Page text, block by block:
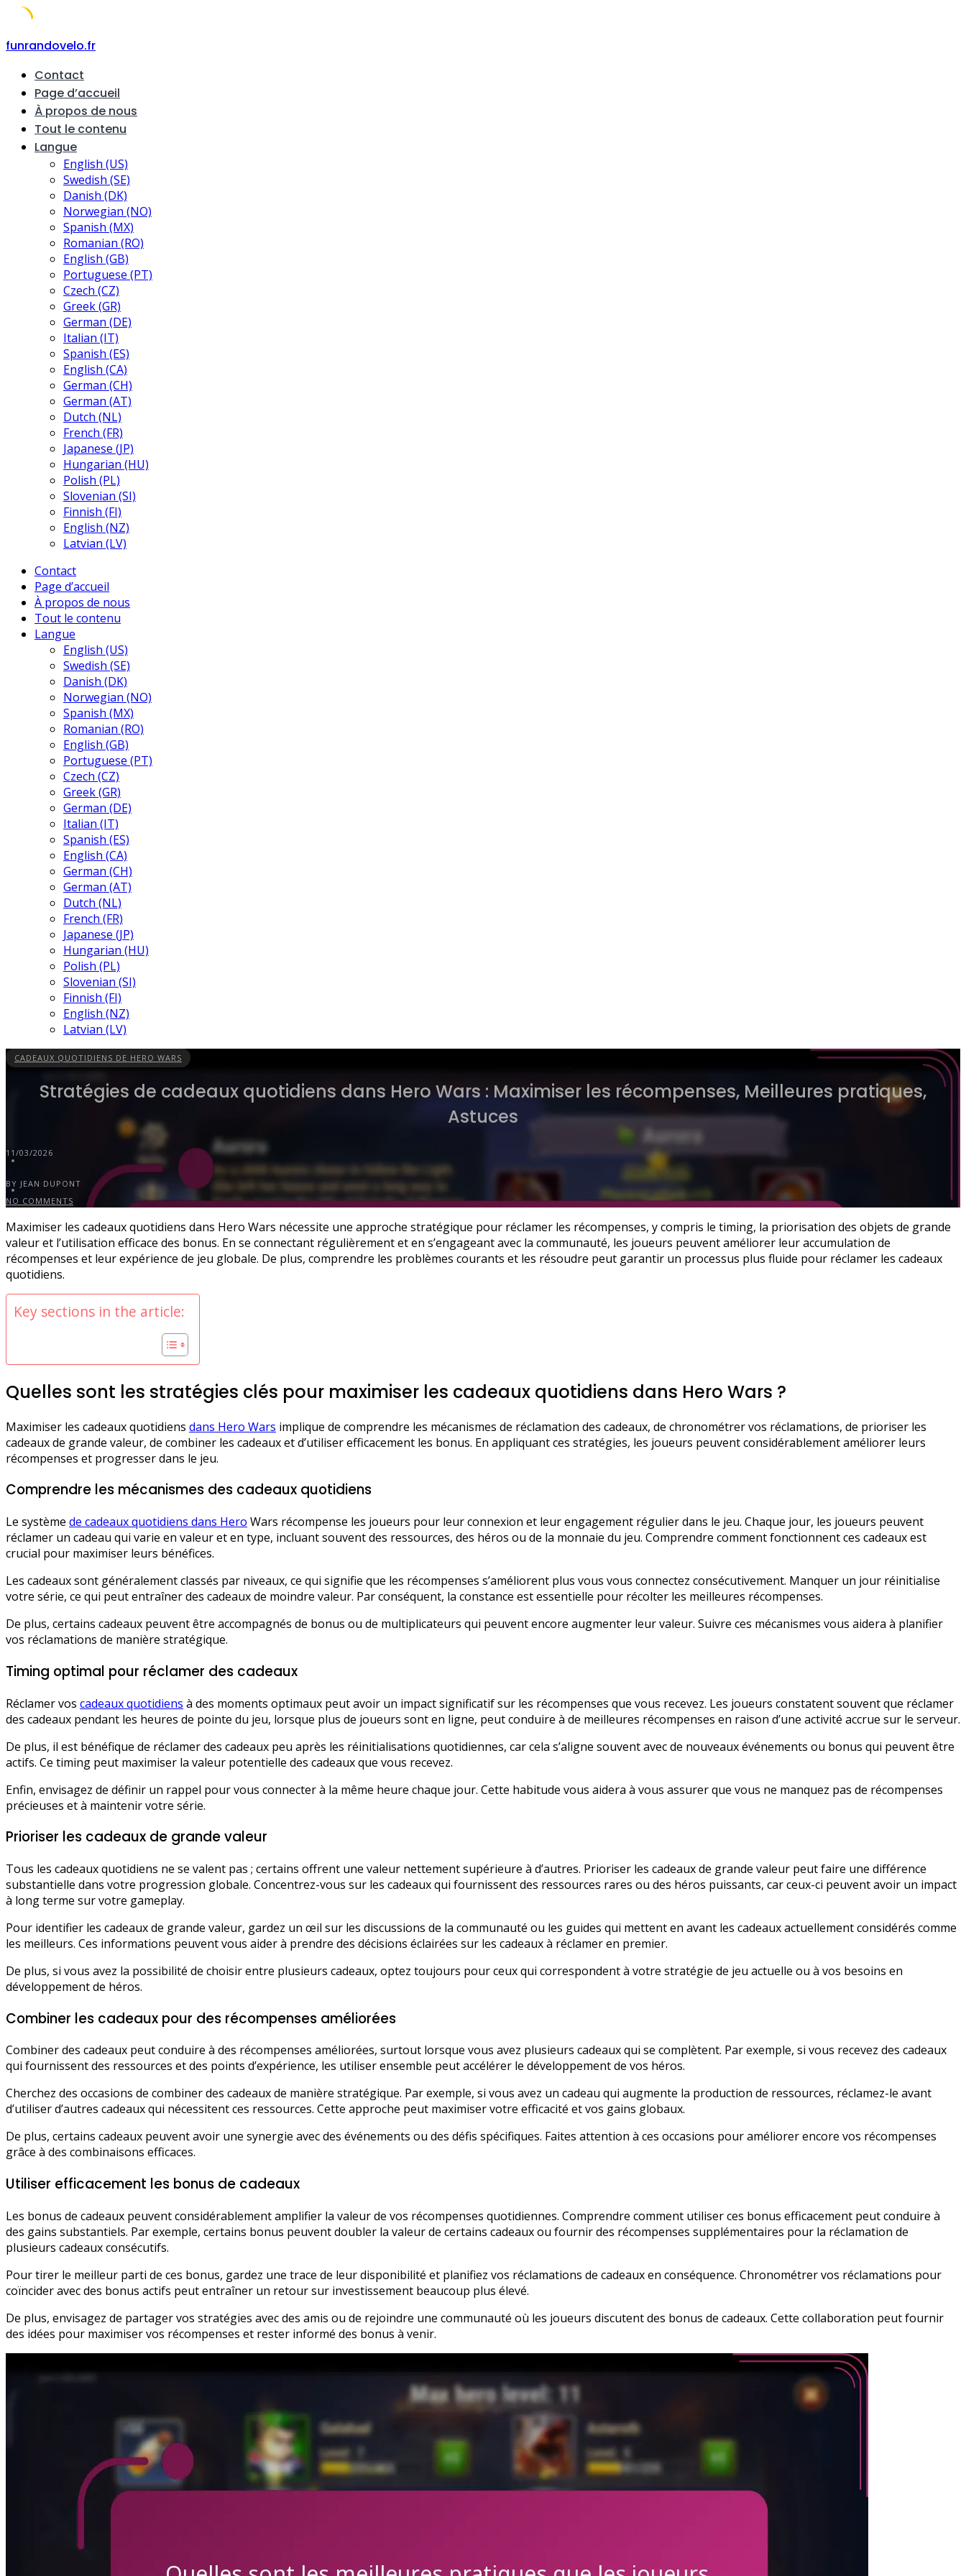
Skip
content
funrandovelo.fr
Contact
Page d’accueil
À propos de nous
Tout le contenu
Langue
English (US)
Swedish (SE)
Danish (DK)
Norwegian (NO)
Spanish (MX)
Romanian (RO)
English (GB)
Portuguese (PT)
Czech (CZ)
Greek (GR)
German (DE)
Italian (IT)
Spanish (ES)
English (CA)
German (CH)
German (AT)
Dutch (NL)
French (FR)
Japanese (JP)
Hungarian (HU)
Polish (PL)
Slovenian (SI)
Finnish (FI)
English (NZ)
Latvian (LV)
Contact
Page d’accueil
À propos de nous
Tout le contenu
Langue
English (US)
Swedish (SE)
Danish (DK)
Norwegian (NO)
Spanish (MX)
Romanian (RO)
English (GB)
Portuguese (PT)
Czech (CZ)
Greek (GR)
German (DE)
Italian (IT)
Spanish (ES)
English (CA)
German (CH)
German (AT)
Dutch (NL)
French (FR)
Japanese (JP)
Hungarian (HU)
Polish (PL)
Slovenian (SI)
Finnish (FI)
English (NZ)
Latvian (LV)
CADEAUX QUOTIDIENS DE HERO WARS
Stratégies de cadeaux quotidiens dans Hero Wars : Maximiser les récompenses, Meilleures pratiques,
Astuces
11/03/2026
BY JEAN DUPONT
NO COMMENTS
Maximiser les cadeaux quotidiens dans Hero Wars nécessite une approche stratégique pour réclamer les récompenses, y compris le timing, la priorisation des objets de grande
valeur et l’utilisation efficace des bonus. En se connectant régulièrement et en s’engageant avec la communauté, les joueurs peuvent améliorer leur accumulation de
récompenses et leur expérience de jeu globale. De plus, comprendre les problèmes courants et les résoudre peut garantir un processus plus fluide pour réclamer les cadeaux
quotidiens.
Key sections in the article:
Quelles sont les stratégies clés pour maximiser les cadeaux quotidiens dans Hero Wars ?
Maximiser les cadeaux quotidiens dans Hero Wars implique de comprendre les mécanismes de réclamation des cadeaux, de chronométrer vos réclamations, de prioriser les
cadeaux de grande valeur, de combiner les cadeaux et d’utiliser efficacement les bonus. En appliquant ces stratégies, les joueurs peuvent considérablement améliorer leurs
récompenses et progresser dans le jeu.
Comprendre les mécanismes des cadeaux quotidiens
Le système de cadeaux quotidiens dans Hero Wars récompense les joueurs pour leur connexion et leur engagement régulier dans le jeu. Chaque jour, les joueurs peuvent
réclamer un cadeau qui varie en valeur et en type, incluant souvent des ressources, des héros ou de la monnaie du jeu. Comprendre comment fonctionnent ces cadeaux est
crucial pour maximiser leurs bénéfices.
Les cadeaux sont généralement classés par niveaux, ce qui signifie que les récompenses s’améliorent plus vous vous connectez consécutivement. Manquer un jour réinitialise
votre série, ce qui peut entraîner des cadeaux de moindre valeur. Par conséquent, la constance est essentielle pour récolter les meilleures récompenses.
De plus, certains cadeaux peuvent être accompagnés de bonus ou de multiplicateurs qui peuvent encore augmenter leur valeur. Suivre ces mécanismes vous aidera à planifier
vos réclamations de manière stratégique.
Timing optimal pour réclamer des cadeaux
Réclamer vos cadeaux quotidiens à des moments optimaux peut avoir un impact significatif sur les récompenses que vous recevez. Les joueurs constatent souvent que réclamer
des cadeaux pendant les heures de pointe du jeu, lorsque plus de joueurs sont en ligne, peut conduire à de meilleures récompenses en raison d’une activité accrue sur le serveur.
De plus, il est bénéfique de réclamer des cadeaux peu après les réinitialisations quotidiennes, car cela s’aligne souvent avec de nouveaux événements ou bonus qui peuvent être
actifs. Ce timing peut maximiser la valeur potentielle des cadeaux que vous recevez.
Enfin, envisagez de définir un rappel pour vous connecter à la même heure chaque jour. Cette habitude vous aidera à vous assurer que vous ne manquez pas de récompenses
précieuses et à maintenir votre série.
Prioriser les cadeaux de grande valeur
Tous les cadeaux quotidiens ne se valent pas ; certains offrent une valeur nettement supérieure à d’autres. Prioriser les cadeaux de grande valeur peut faire une différence
substantielle dans votre progression globale. Concentrez-vous sur les cadeaux qui fournissent des ressources rares ou des héros puissants, car ceux-ci peuvent avoir un impact
à long terme sur votre gameplay.
Pour identifier les cadeaux de grande valeur, gardez un œil sur les discussions de la communauté ou les guides qui mettent en avant les cadeaux actuellement considérés comme
les meilleurs. Ces informations peuvent vous aider à prendre des décisions éclairées sur les cadeaux à réclamer en premier.
De plus, si vous avez la possibilité de choisir entre plusieurs cadeaux, optez toujours pour ceux qui correspondent à votre stratégie de jeu actuelle ou à vos besoins en
développement de héros.
Combiner les cadeaux pour des récompenses améliorées
Combiner des cadeaux peut conduire à des récompenses améliorées, surtout lorsque vous avez plusieurs cadeaux qui se complètent. Par exemple, si vous recevez des cadeaux
qui fournissent des ressources et des points d’expérience, les utiliser ensemble peut accélérer le développement de vos héros.
Cherchez des occasions de combiner des cadeaux de manière stratégique. Par exemple, si vous avez un cadeau qui augmente la production de ressources, réclamez-le avant
d’utiliser d’autres cadeaux qui nécessitent ces ressources. Cette approche peut maximiser votre efficacité et vos gains globaux.
De plus, certains cadeaux peuvent avoir une synergie avec des événements ou des défis spécifiques. Faites attention à ces occasions pour améliorer encore vos récompenses
grâce à des combinaisons efficaces.
Utiliser efficacement les bonus de cadeaux
Les bonus de cadeaux peuvent considérablement amplifier la valeur de vos récompenses quotidiennes. Comprendre comment utiliser ces bonus efficacement peut conduire à
des gains substantiels. Par exemple, certains bonus peuvent doubler la valeur de certains cadeaux ou fournir des récompenses supplémentaires pour la réclamation de
plusieurs cadeaux consécutifs.
Pour tirer le meilleur parti de ces bonus, gardez une trace de leur disponibilité et planifiez vos réclamations de cadeaux en conséquence. Chronométrer vos réclamations pour
coïncider avec des bonus actifs peut entraîner un retour sur investissement beaucoup plus élevé.
De plus, envisagez de partager vos stratégies avec des amis ou de rejoindre une communauté où les joueurs discutent des bonus de cadeaux. Cette collaboration peut fournir
des idées pour maximiser vos récompenses et rester informé des bonus à venir.